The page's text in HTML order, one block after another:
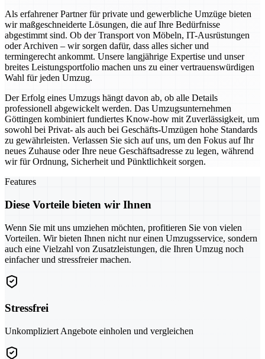
Als erfahrener Partner für private und gewerbliche Umzüge bieten
wir maßgeschneiderte Lösungen, die auf Ihre Bedürfnisse
abgestimmt sind. Ob der Transport von Möbeln, IT-Ausrüstungen
oder Archiven – wir sorgen dafür, dass alles sicher und
termingerecht ankommt. Unsere langjährige Expertise und unser
breites Leistungsportfolio machen uns zu einer vertrauenswürdigen
Wahl für jeden Umzug.
Der Erfolg eines Umzugs hängt davon ab, ob alle Details
professionell abgewickelt werden. Das Umzugsunternehmen
Göttingen kombiniert fundiertes Know-how mit Zuverlässigkeit, um
sowohl bei Privat- als auch bei Geschäfts-Umzügen hohe Standards
zu gewährleisten. Verlassen Sie sich auf uns, um den Fokus auf Ihr
neues Zuhause oder Ihre neue Geschäftsadresse zu legen, während
wir für Ordnung, Sicherheit und Pünktlichkeit sorgen.
Features
Diese Vorteile bieten wir Ihnen
Wenn Sie mit uns umziehen möchten, profitieren Sie von vielen
Vorteilen. Wir bieten Ihnen nicht nur einen Umzugsservice, sondern
auch eine Vielzahl von Zusatzleistungen, die Ihren Umzug noch
einfacher und stressfreier machen.
Stressfrei
Unkompliziert Angebote einholen und vergleichen